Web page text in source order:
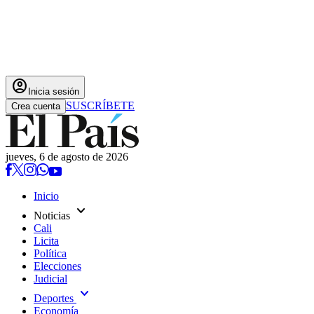
account_circle Inicia sesión
Crea cuenta SUSCRÍBETE
jueves, 6 de agosto de 2026
Inicio
Noticias expand_more
Cali
Licita
Política
Elecciones
Judicial
Deportes expand_more
Economía